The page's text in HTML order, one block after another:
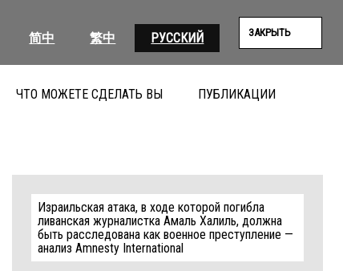
简中 繁中 РУССКИЙ ЗАКРЫТЬ
ЧТО МОЖЕТЕ СДЕЛАТЬ ВЫ ПУБЛИКАЦИИ
Израильская атака, в ходе которой погибла
ливанская журналистка Амаль Халиль, должна
быть расследована как военное преступление —
анализ Amnesty International